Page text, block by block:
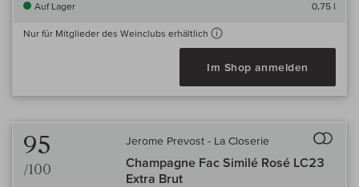
Auf Lager 0,75 l
Nur für Mitglieder des Weinclubs erhältlich
Im Shop anmelden
95
/100
Jerome Prevost - La Closerie
Champagne Fac Similé Rosé LC23
Extra Brut